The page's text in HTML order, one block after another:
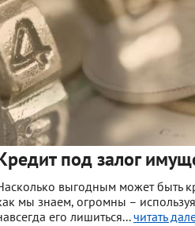
под залог
выгодным может быть
мы знаем, огромны –
его лишиться...читать